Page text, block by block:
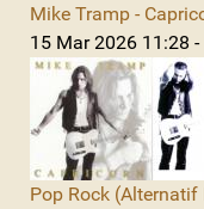
Mike Tramp -
15 Mar 2026 11:28 -
Pop Rock (Alternatif